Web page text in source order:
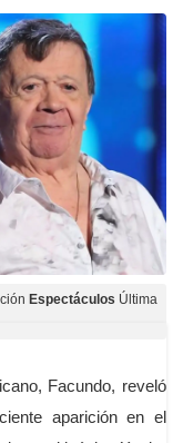
Espectáculos Última
Facundo, reveló
aparición en el